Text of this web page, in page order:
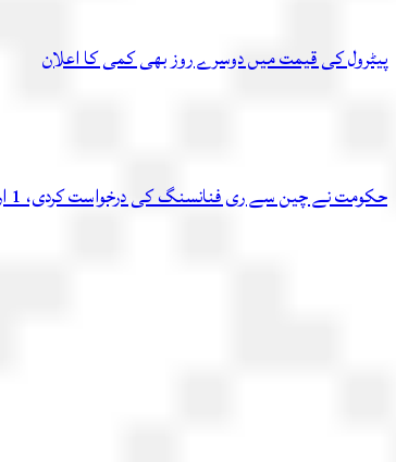
پیٹرول کی قیمت میں دوسرے روز بھی کمی کا اعلان
حکومت نے چین سے ری فنانسنگ کی درخواست کردی، 1 ارب 30 کروڑ ڈالر اسی ماہ دوبارہ ملنے کا امکان